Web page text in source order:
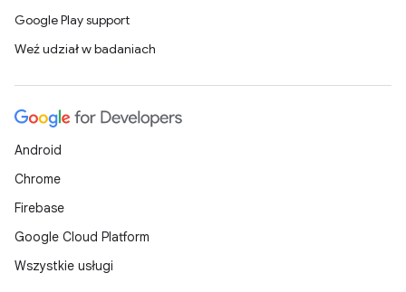
Google Play support
Weź udział w badaniach
Android
Chrome
Firebase
Google Cloud Platform
Wszystkie usługi